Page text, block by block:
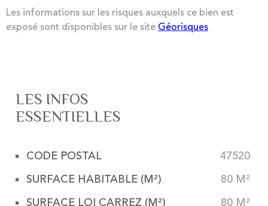
Les informations sur les risques auxquels ce bien est
exposé sont disponibles sur le site Géorisques
LES INFOS
ESSENTIELLES
Caractérisque Valeurs
CODE POSTAL 47520
SURFACE HABITABLE (M²) 80 M²
SURFACE LOI CARREZ (M²) 80 M²